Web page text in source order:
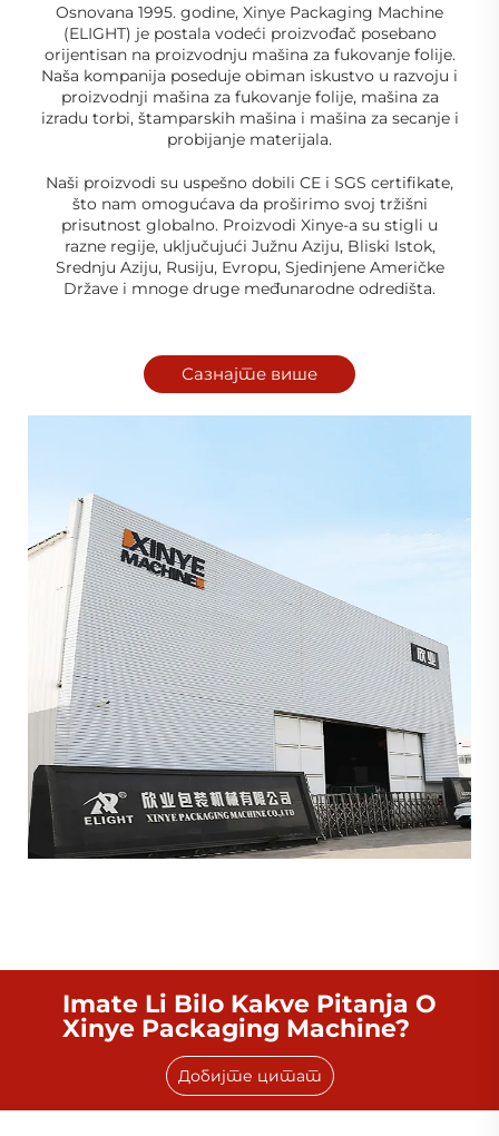
Osnovana 1995. godine, Xinye Packaging Machine
(ELIGHT) je postala vodeći proizvođač posebano
orijentisan na proizvodnju mašina za fukovanje folije.
Naša kompanija poseduje obiman iskustvo u razvoju i
proizvodnji mašina za fukovanje folije, mašina za
izradu torbi, štamparskih mašina i mašina za secanje i
probijanje materijala.
Naši proizvodi su uspešno dobili CE i SGS certifikate,
što nam omogućava da proširimo svoj tržišni
prisutnost globalno. Proizvodi Xinye-a su stigli u
razne regije, uključujući Južnu Aziju, Bliski Istok,
Srednju Aziju, Rusiju, Evropu, Sjedinjene Američke
Države i mnoge druge međunarodne odredišta.
Сазнајте више
Imate Li Bilo Kakve Pitanja O
Xinye Packaging Machine?
Добијте цитат